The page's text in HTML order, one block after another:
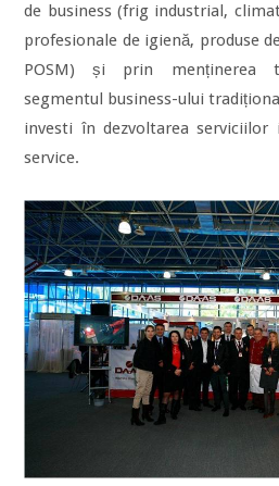
de business (frig industrial,
profesionale de igienă, produse
POSM) și prin menținerea
segmentul business-ului
investi în dezvoltarea
service.